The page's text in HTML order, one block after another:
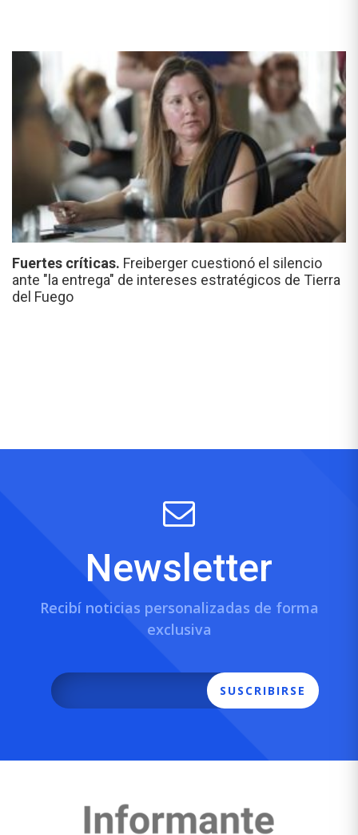
Fuertes críticas. Freiberger cuestionó el silencio
ante "la entrega" de intereses estratégicos de Tierra
del Fuego
Newsletter
Recibí noticias personalizadas de forma
exclusiva
SUSCRIBIRSE